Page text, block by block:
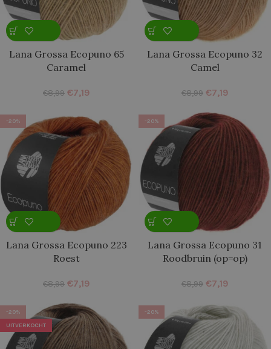
Lana Grossa Ecopuno 65
Caramel
€8,99 €7,19
Lana Grossa Ecopuno 32
Camel
€8,99 €7,19
-20%
Lana Grossa Ecopuno 223
Roest
€8,99 €7,19
-20%
Lana Grossa Ecopuno 31
Roodbruin (op=op)
€8,99 €7,19
-20%
UITVERKOCHT
-20%